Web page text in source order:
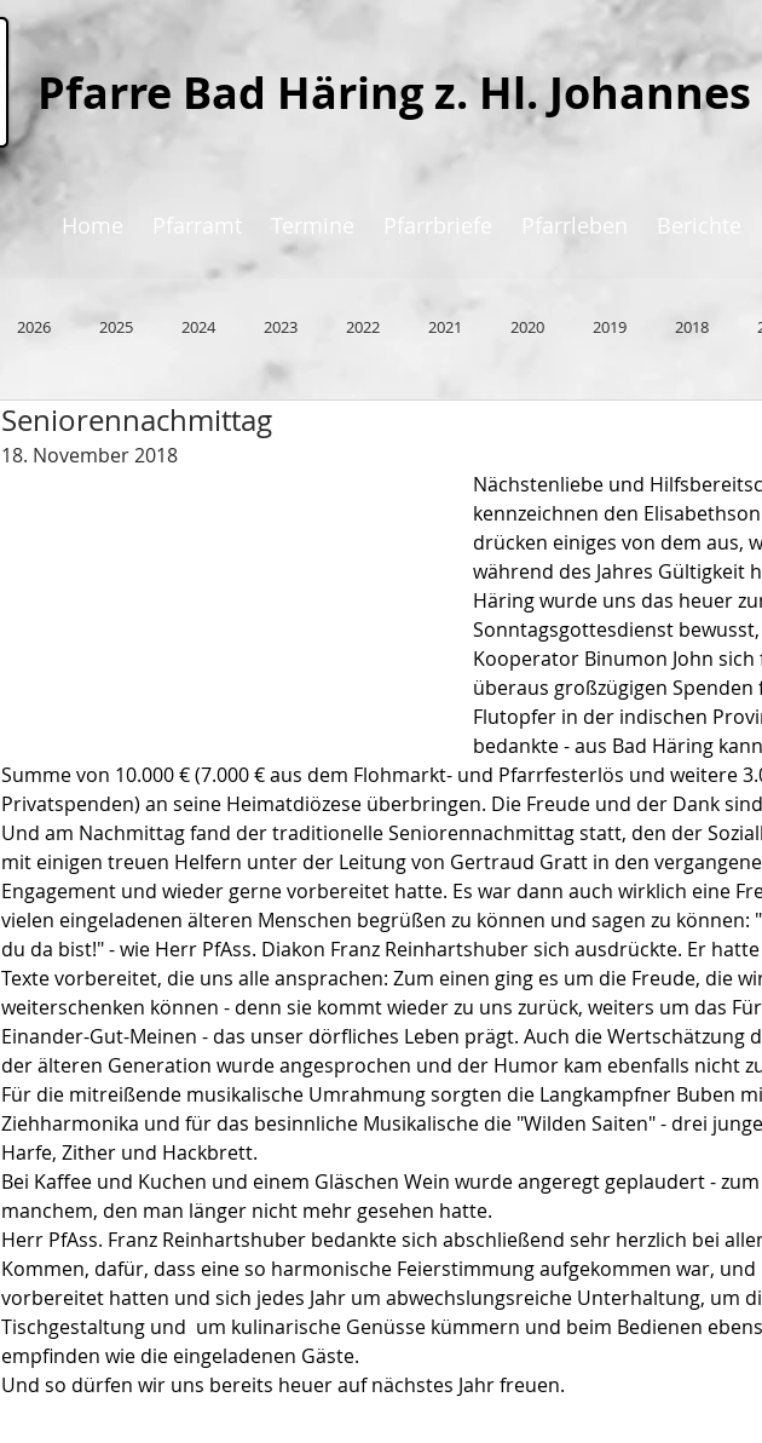
Pfarre Bad Häring z. Hl.
Home Pfarramt Termine Pfarrbriefe Pfarrleben Berichte
2026 2025 2024 2023 2022 2021 2020 2019 2018
Seniorennachmittag
18. November 2018
Nächstenliebe und
kennzeichnen den
drücken einiges von dem aus,
während des Jahres Gültigkeit
Häring wurde uns das heuer
Sonntagsgottesdienst
Kooperator Binumon John sich
überaus großzügigen Spenden
Flutopfer in der indischen
bedankte - aus Bad Häring
Summe von 10.000 € (7.000 € aus dem Flohmarkt- und Pfarrfesterlös und weitere
Privatspenden) an seine Heimatdiözese überbringen. Die Freude und der Dank
Und am Nachmittag fand der traditionelle Seniorennachmittag statt, den der
mit einigen treuen Helfern unter der Leitung von Gertraud Gratt in den
Engagement und wieder gerne vorbereitet hatte. Es war dann auch wirklich eine
vielen eingeladenen älteren Menschen begrüßen zu können und sagen zu können:
du da bist!" - wie Herr PfAss. Diakon Franz Reinhartshuber sich ausdrückte. Er
Texte vorbereitet, die uns alle ansprachen: Zum einen ging es um die Freude, die
weiterschenken können - denn sie kommt wieder zu uns zurück, weiters um das
Einander-Gut-Meinen - das unser dörfliches Leben prägt. Auch die Wertschätzung
der älteren Generation wurde angesprochen und der Humor kam ebenfalls nicht
Für die mitreißende musikalische Umrahmung sorgten die Langkampfner Buben
Ziehharmonika und für das besinnliche Musikalische die "Wilden Saiten" - drei
Harfe, Zither und Hackbrett.
Bei Kaffee und Kuchen und einem Gläschen Wein wurde angeregt geplaudert -
manchem, den man länger nicht mehr gesehen hatte.
Herr PfAss. Franz Reinhartshuber bedankte sich abschließend sehr herzlich bei
Kommen, dafür, dass eine so harmonische Feierstimmung aufgekommen war, und
vorbereitet hatten und sich jedes Jahr um abwechslungsreiche Unterhaltung, um
Tischgestaltung und  um kulinarische Genüsse kümmern und beim Bedienen
empfinden wie die eingeladenen Gäste.
Und so dürfen wir uns bereits heuer auf nächstes Jahr freuen.